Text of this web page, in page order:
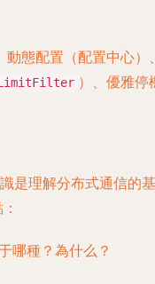
動態配置（配置中心）
）、優雅停
是理解分布式通信的基
哪種？為什么？